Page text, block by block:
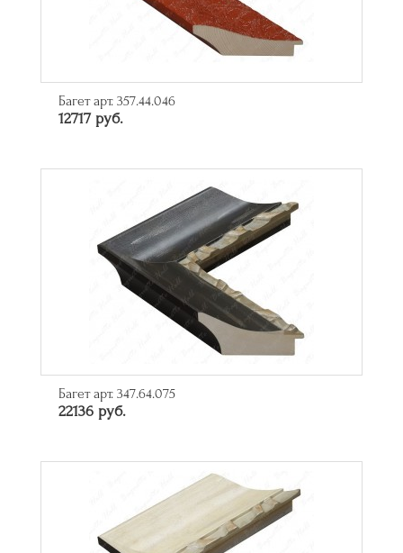
Багет арт. 357.44.046
12717 руб.
Багет арт. 347.64.075
22136 руб.